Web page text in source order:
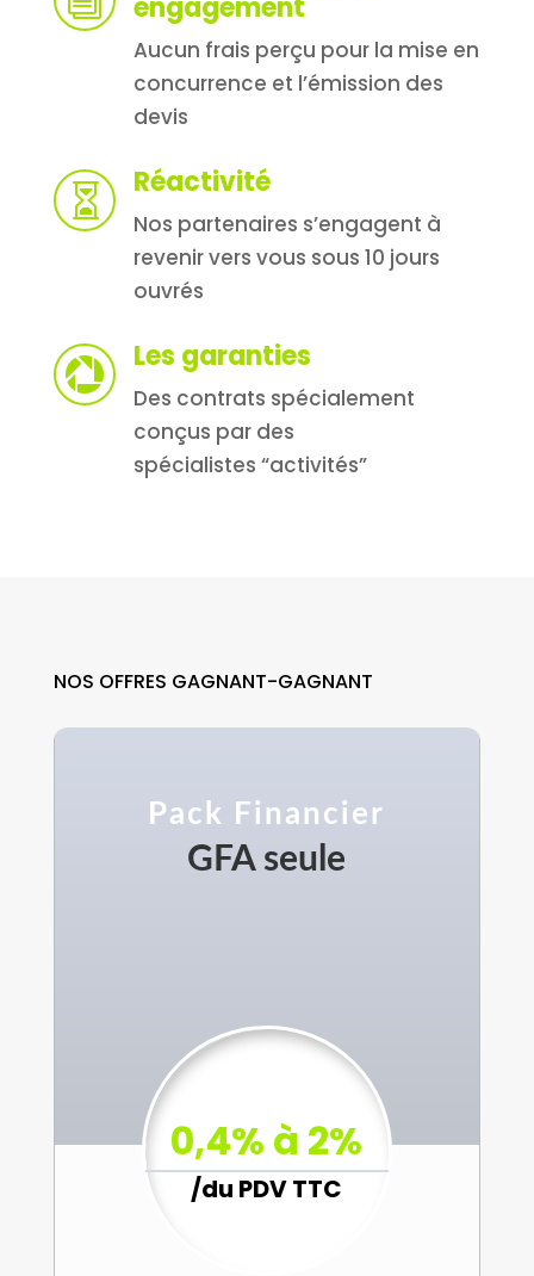
engagement
Aucun frais perçu pour la mise en
concurrence et l’émission des
devis
 Réactivité
Nos partenaires s’engagent à
revenir vers vous sous 10 jours
ouvrés
 Les garanties
Des contrats spécialement
conçus par des
spécialistes “activités”
NOS OFFRES GAGNANT-GAGNANT
Pack Financier
GFA seule
0,4% à 2%
/du PDV TTC